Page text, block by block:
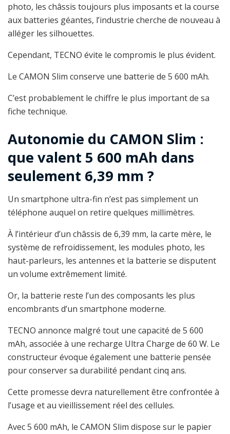
photo, les châssis toujours plus imposants et la course
aux batteries géantes, l’industrie cherche de nouveau à
alléger les silhouettes.
Cependant, TECNO évite le compromis le plus évident.
Le CAMON Slim conserve une batterie de 5 600 mAh.
C’est probablement le chiffre le plus important de sa
fiche technique.
Autonomie du CAMON Slim :
que valent 5 600 mAh dans
seulement 6,39 mm ?
Un smartphone ultra-fin n’est pas simplement un
téléphone auquel on retire quelques millimètres.
À l’intérieur d’un châssis de 6,39 mm, la carte mère, le
système de refroidissement, les modules photo, les
haut-parleurs, les antennes et la batterie se disputent
un volume extrêmement limité.
Or, la batterie reste l’un des composants les plus
encombrants d’un smartphone moderne.
TECNO annonce malgré tout une capacité de 5 600
mAh, associée à une recharge Ultra Charge de 60 W. Le
constructeur évoque également une batterie pensée
pour conserver sa durabilité pendant cinq ans.
Cette promesse devra naturellement être confrontée à
l’usage et au vieillissement réel des cellules.
Avec 5 600 mAh, le CAMON Slim dispose sur le papier